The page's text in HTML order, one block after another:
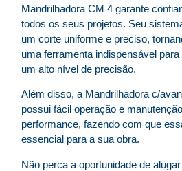
Mandrilhadora CM 4 garante
todos os seus projetos. Seu
um corte uniforme e preciso,
uma ferramenta indispensável
um alto nível de precisão.
Além disso, a Mandrilhadora c/
possui fácil operação e
performance, fazendo com que
essencial para a sua obra.
Não perca a oportunidade de